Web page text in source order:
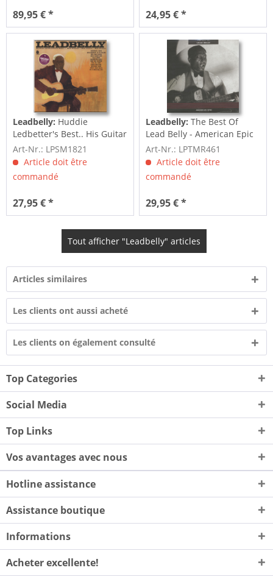
89,95 € * 24,95 € *
Leadbelly: Huddie
Ledbetter's Best.. His Guitar
- His...
Art-Nr.: LPSM1821
Article doit être
commandé
27,95 € *
Leadbelly: The Best Of
Lead Belly - American Epic
Series...
Art-Nr.: LPTMR461
Article doit être
commandé
29,95 € *
Tout afficher "Leadbelly" articles
Articles similaires
Les clients ont aussi acheté
Les clients on également consulté
Top Categories
Social Media
Top Links
Vos avantages avec nous
Hotline assistance
Assistance boutique
Informations
Acheter excellente!